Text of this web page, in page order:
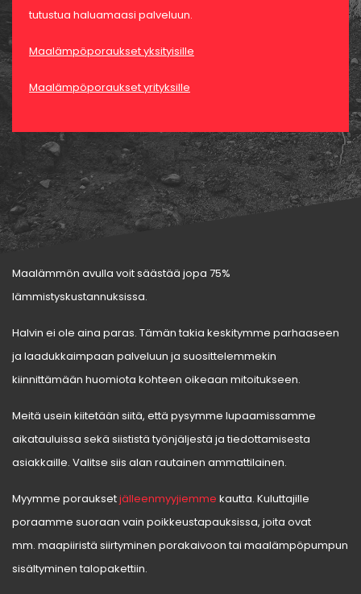
tutustua haluamaasi palveluun.
Maalämpöporaukset yksityisille
Maalämpöporaukset yrityksille
Maalämmön avulla voit säästää jopa 75%
lämmistyskustannuksissa.
Halvin ei ole aina paras. Tämän takia keskitymme parhaaseen
ja laadukkaimpaan palveluun ja suosittelemmekin
kiinnittämään huomiota kohteen oikeaan mitoitukseen.
Meitä usein kiitetään siitä, että pysymme lupaamissamme
aikatauluissa sekä siististä työnjäljestä ja tiedottamisesta
asiakkaille. Valitse siis alan rautainen ammattilainen.
Myymme porauksetjälleenmyyjiemme kautta. Kuluttajille
poraamme suoraan vain poikkeustapauksissa, joita ovat
mm. maapiiristä siirtyminen porakaivoon tai maalämpöpumpun
sisältyminen talopakettiin.